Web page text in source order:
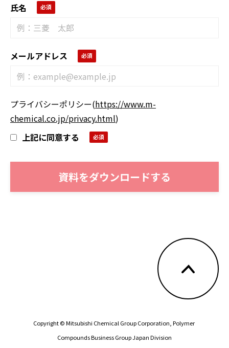
氏名
メールアドレス
プライバシーポリシー(https://www.m-
chemical.co.jp/privacy.html)
上記に同意する
Copyright © Mitsubishi Chemical Group Corporation, Polymer
Compounds Business Group Japan Division